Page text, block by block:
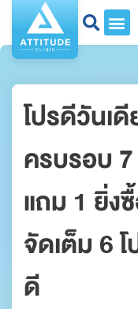
โปรดีวันเ
ครบรอบ 7
แถม 1 ยิ่ง
จัดเต็ม 6
ดี